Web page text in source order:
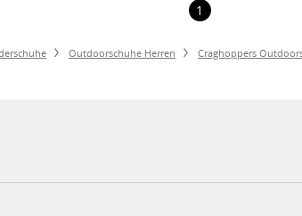
1
Outdoorschuhe Herren Craghoppers